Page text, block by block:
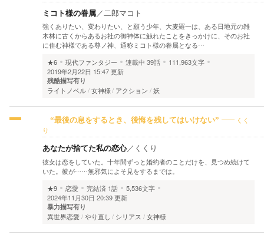
ミコト様の眷属／ 二郎マコト
強くありたい、変わりたい、と願う少年、大麦羅一は、ある日地元の雑
木林に古くからあるお社の御神体に触れたことをきっかけに、そのお社
に住む神様である尊ノ神、通称ミコト様の眷属となる…
★6
現代ファンタジー 連載中 39話
111,963文字
2019年2月22日 15:47 更新
残酷描写有り
ライトノベル 女神様 アクション 妖
“最後の息をするとき、後悔を残してはいけない”
くく
り
あなたが捨てた私の恋心／ くくり
彼女は恋をしていた。十年間ずっと婚約者のことだけを、見つめ続けて
いた。彼が……無邪気によそ見をするまでは。
★9
恋愛 完結済 1話
5,536文字
2024年11月30日 20:39 更新
暴力描写有り
異世界恋愛 やり直し シリアス 女神様